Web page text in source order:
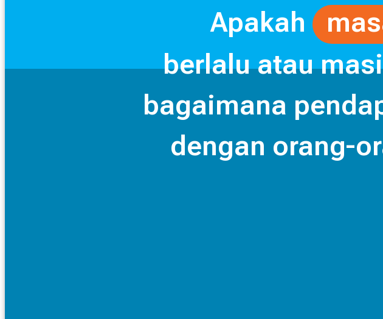
Apakah
berlalu atau
bagaimana
dengan orang-